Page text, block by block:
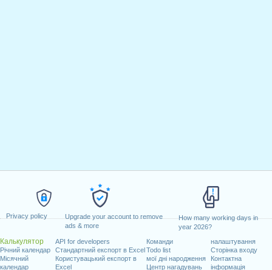
Privacy policy
Upgrade your account to remove
ads & more
How many working days in
year 2026?
Калькулятор
Річний календар
Місячний
календар
API for developers
Стандартний експорт в Excel
Користувацький експорт в
Excel
Команди
Todo list
мої дні народження
Центр нагадувань
налаштування
Сторінка входу
Контактна
інформація